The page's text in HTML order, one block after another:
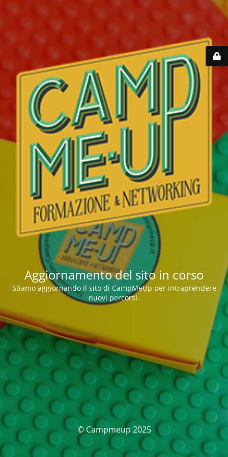
Aggiornamento del sito in corso
Stiamo aggiornando il sito di CampMeUp per intraprendere
nuovi percorsi.
© Campmeup 2025